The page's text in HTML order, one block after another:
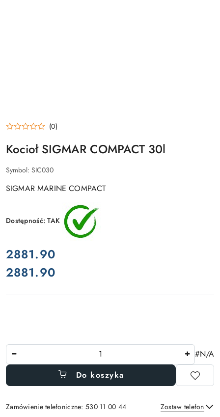
(0)
Kocioł SIGMAR COMPACT 30l
Symbol: SIC030
SIGMAR MARINE COMPACT
Dostępność:TAK
cena:
2881.90
Cena:
2881.90
Ilość
#N/A
Do koszyka
Zamówienie telefoniczne: 530 11 00 44 Zostaw telefon